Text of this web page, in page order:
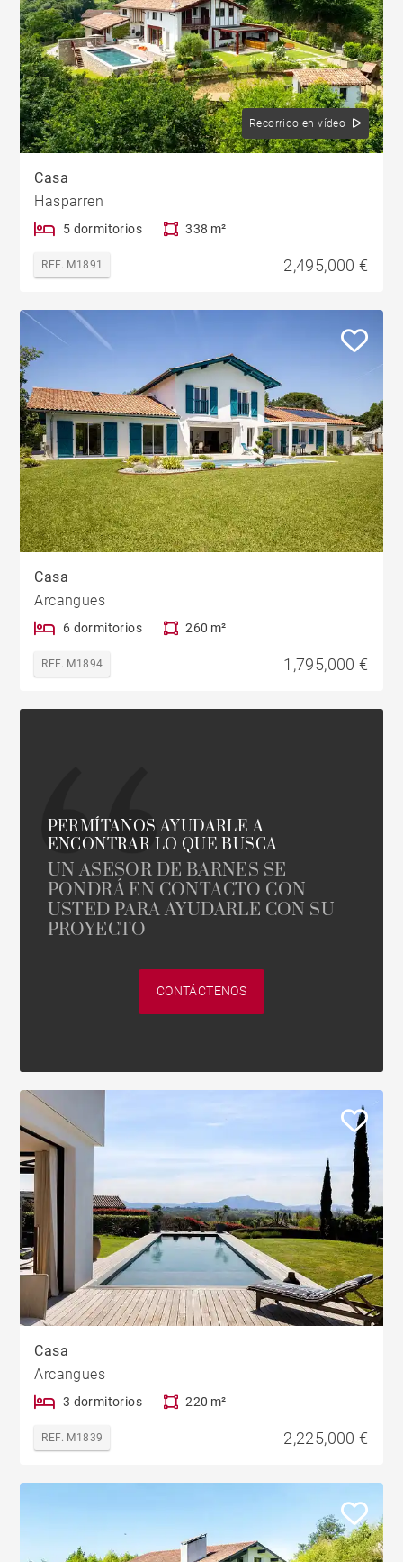
Recorrido en vídeo
Casa
Hasparren
5 dormitorios 338 m²
REF. M1891 2,495,000 €
Casa
Arcangues
6 dormitorios 260 m²
REF. M1894 1,795,000 €
PERMÍTANOS AYUDARLE A
ENCONTRAR LO QUE BUSCA
UN ASESOR DE BARNES SE
PONDRÁ EN CONTACTO CON
USTED PARA AYUDARLE CON SU
PROYECTO
CONTÁCTENOS
Casa
Arcangues
3 dormitorios 220 m²
REF. M1839 2,225,000 €